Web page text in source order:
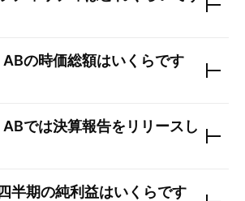
の時価総額はいくらです
では決算報告をリリースし
半期の純利益はいくらです